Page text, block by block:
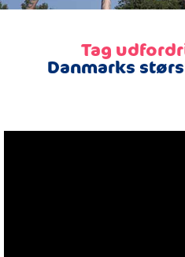
Tag
Danmarks